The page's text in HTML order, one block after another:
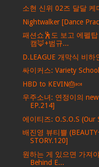
소현 신위 02즈 달달 케
Nightwalker [Dance
패션쇼🕺도 보고 에펠
캠🦊+범규...
D.LEAGUE 개막식 비하
싸이커스: Variety
HBD to KEVIN🎂🍬
우주소녀: 연정이의
EP.214]
에이티즈: O.S.O.S
배진영 뷰티쁠
STORY.120]
원하는 게 있으면 가져
Behind E...